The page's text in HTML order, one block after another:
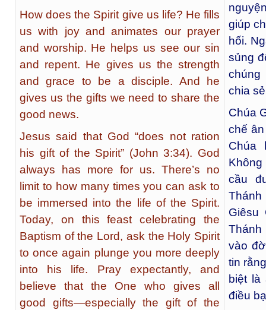
How does the Spirit give us life? He fills
us with joy and animates our prayer
and worship. He helps us see our sin
and repent. He gives us the strength
and grace to be a disciple. And he
gives us the gifts we need to share the
good news.
Jesus said that God “does not ration
his gift of the Spirit” (John 3:34). God
always has more for us. There’s no
limit to how many times you can ask to
be immersed into the life of the Spirit.
Today, on this feast celebrating the
Baptism of the Lord, ask the Holy Spirit
to once again plunge you more deeply
into his life. Pray expectantly, and
believe that the One who gives all
good gifts—especially the gift of the
giúp
hối.
sủng
chúng
chia
Chúa
chế
Chúa
cầu
Giêsu
vào
tin
biệt là
điều